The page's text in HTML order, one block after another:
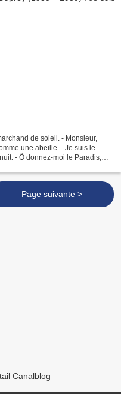
de soleil. - Monsieur,
une abeille. - Je suis le
- Ô donnez-moi le Paradis,
Page suivante >
Canalblog